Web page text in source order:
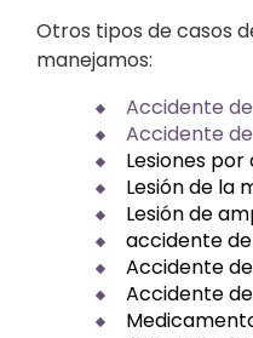
Otros tipos de casos
manejamos:
Accidente
Accidente
Lesiones
Lesión de la
Lesión de
accidente
Accidente
Accidente